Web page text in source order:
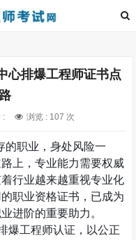
心排爆工程师证书点
: 浏览 : 107 次
的职业，身处风险一
上，专业能力需要权威
行业越来越重视专业化
职业资格证书，已成为
进阶的重要助力。
爆工程师认证，以公正